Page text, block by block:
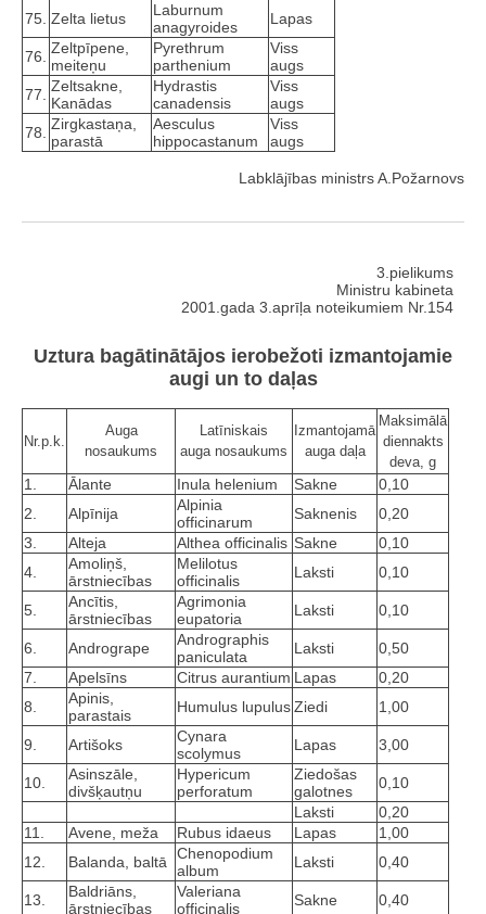
75. Zelta lietus
Laburnum
anagyroides
Lapas
76. Zeltpīpene,
meiteņu
Pyrethrum
parthenium
Viss
augs
77. Zeltsakne,
Kanādas
Hydrastis
canadensis
Viss
augs
78. Zirgkastaņa,
parastā
Aesculus
hippocastanum
Viss
augs
Labklājības ministrs A.Požarnovs
3.pielikums
Ministru kabineta
2001.gada 3.aprīļa noteikumiem Nr.154
Uztura bagātinātājos ierobežoti izmantojamie
augi un to daļas
Nr.p.k.
Auga
nosaukums
Latīniskais
auga nosaukums
Izmantojamā
auga daļa
Maksimālā
diennakts
deva, g
1. Ālante Inula helenium Sakne
0,10
2.
Alpīnija
Alpinia
officinarum
Saknenis
0,20
3.
Alteja Althea officinalis Sakne
0,10
4.
Amoliņš,
ārstniecības
Melilotus
officinalis
Laksti 0,10
5.
Ancītis,
ārstniecības
Agrimonia
eupatoria
Laksti 0,10
6. Androgrape
Andrographis
paniculata
Laksti
0,50
7.
Apelsīns Citrus aurantium Lapas
0,20
8.
Apinis,
parastais
Humulus lupulusZiedi 1,00
9. Artišoks
Cynara
scolymus
Lapas 3,00
10.
Asinszāle,
divšķautņu
Hypericum
perforatum
Ziedošas
galotnes
0,10
Laksti
0,20
11.
Avene, meža Rubus idaeus Lapas
1,00
12.
Balanda, baltā
Chenopodium
album
Laksti 0,40
13.
Baldriāns,
ārstniecības
Valeriana
officinalis
Sakne 0,40